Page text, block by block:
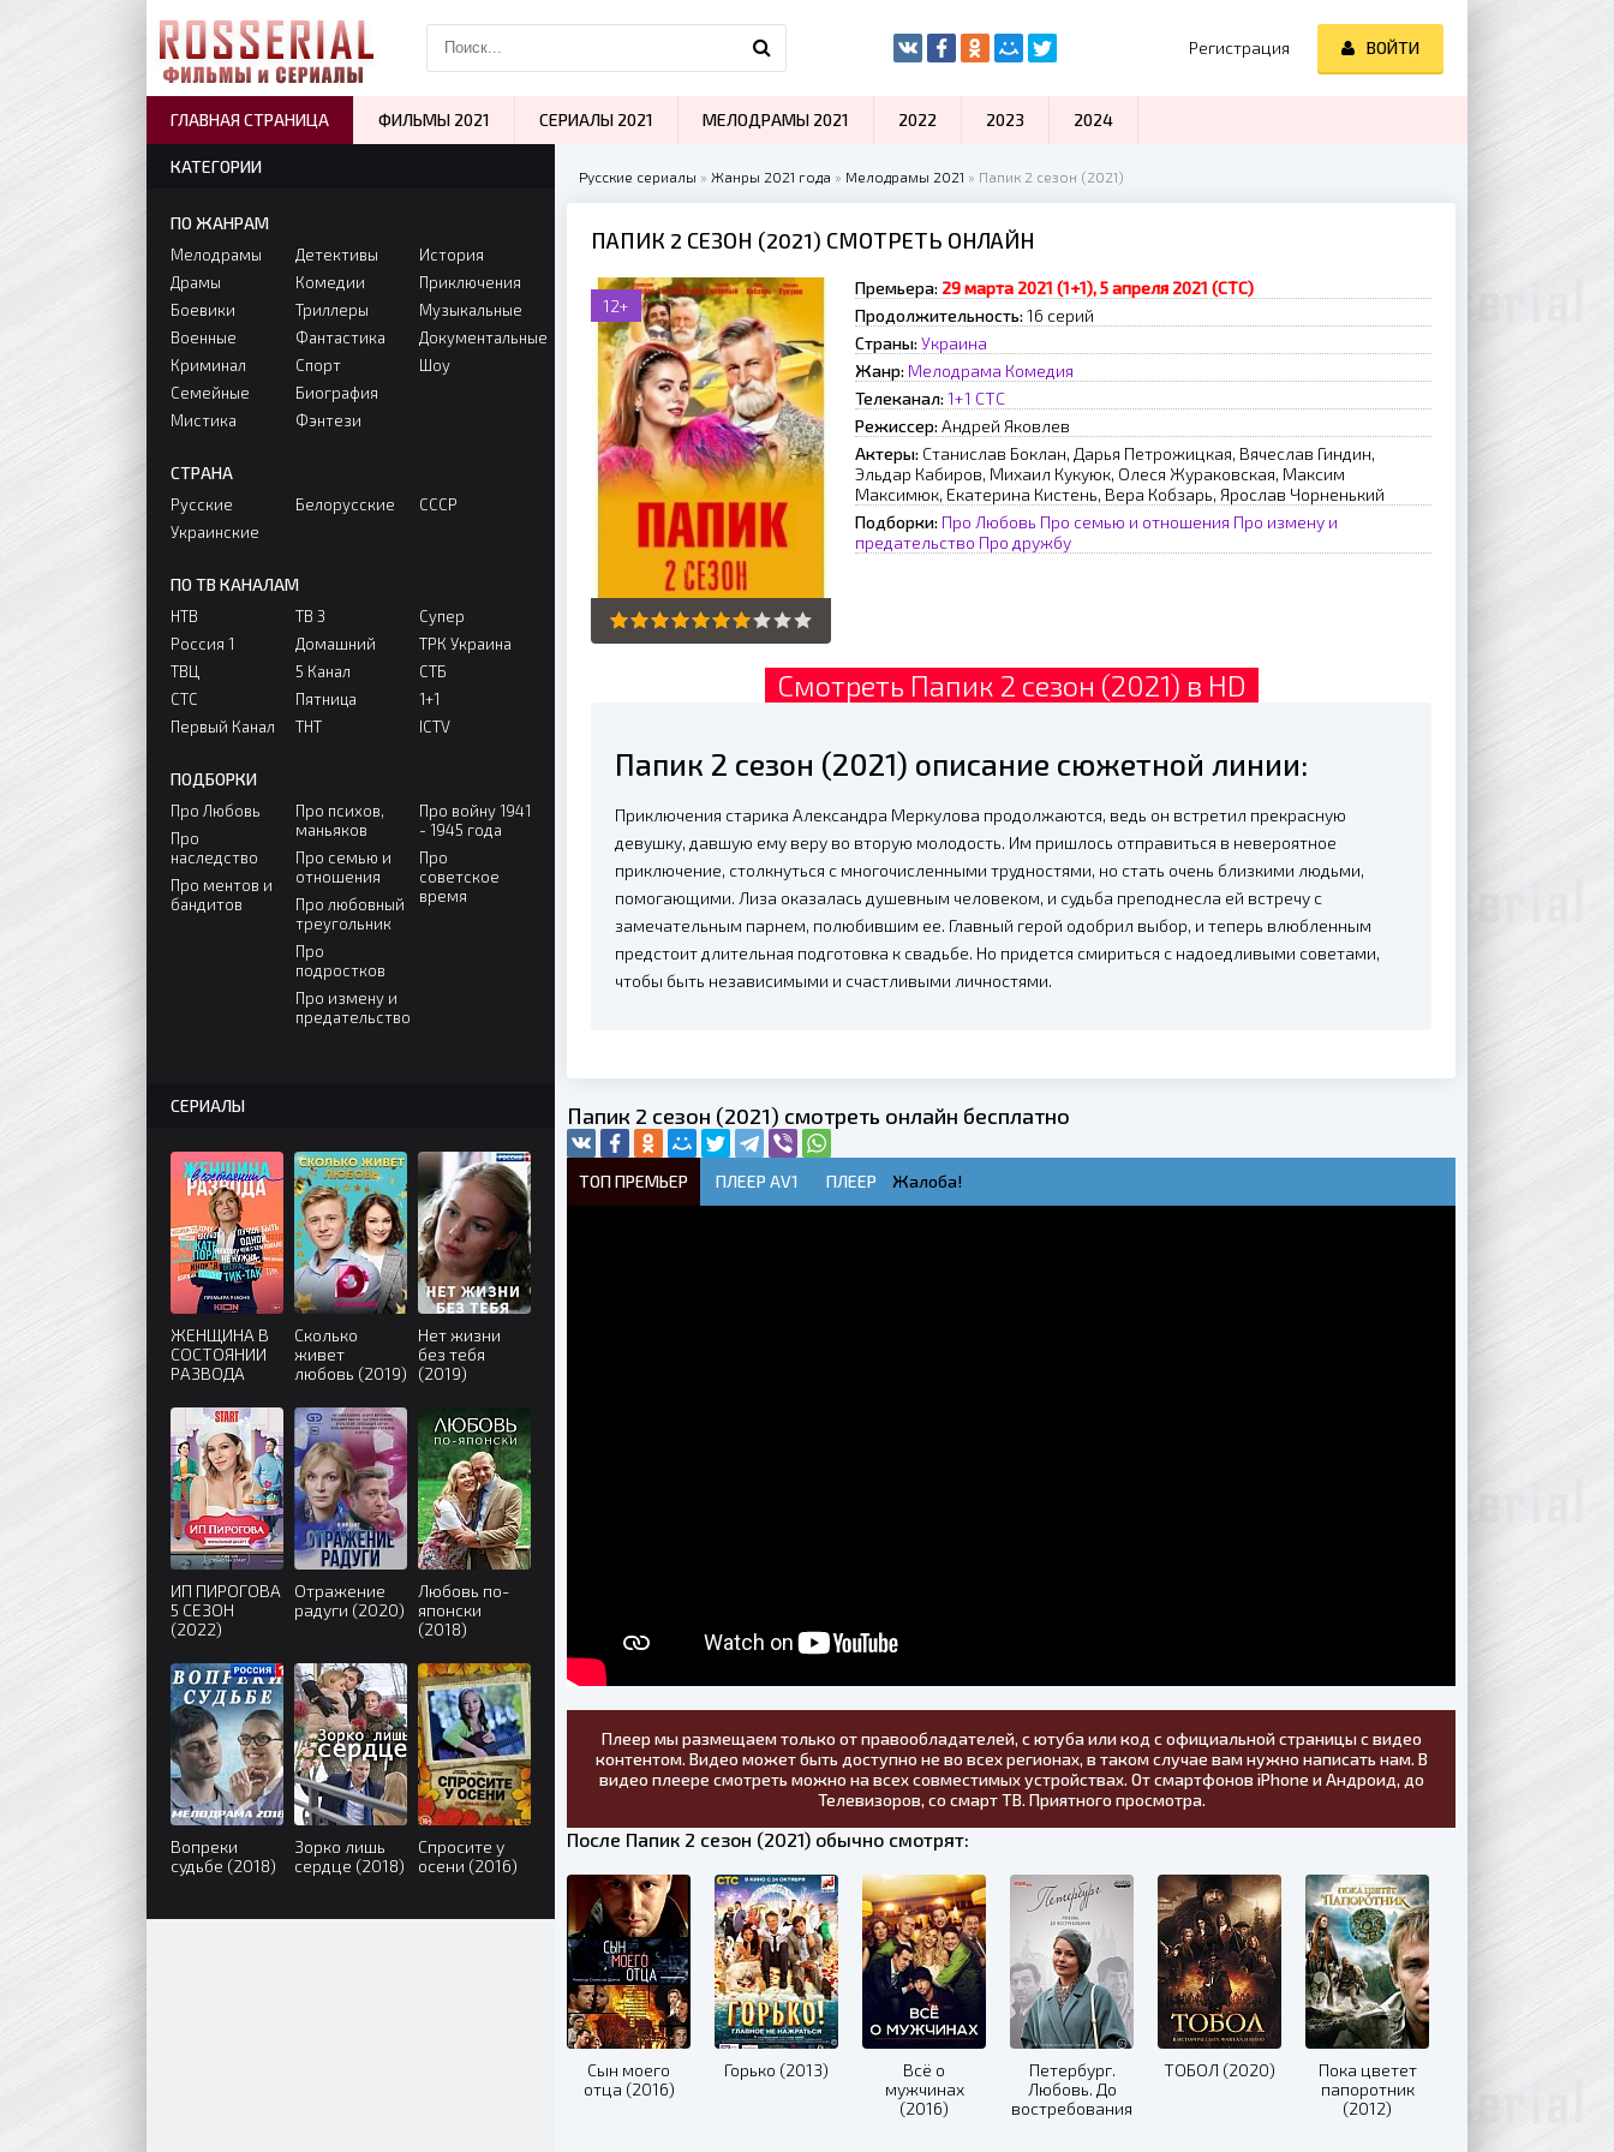
Русские сериалы » Жанры 2021 года » Мелодрамы 2021 » Папик 2 сезон (2021)
ПАПИК 2 СЕЗОН (2021) СМОТРЕТЬ ОНЛАЙН
12+
Премьера: 29 марта 2021 (1+1), 5 апреля 2021 (СТС)
Продолжительность: 16 серий
Страны: Украина
Жанр: Мелодрама Комедия
Телеканал: 1+1 СТС
Режиссер: Андрей Яковлев
Актеры: Станислав Боклан, Дарья Петрожицкая, Вячеслав Гиндин,
Эльдар Кабиров, Михаил Кукуюк, Олеся Жураковская, Максим
Максимюк, Екатерина Кистень, Вера Кобзарь, Ярослав Чорненький
Подборки: Про Любовь Про семью и отношения Про измену и
предательство Про дружбу
Смотреть Папик 2 сезон (2021) в HD
Папик 2 сезон (2021) описание сюжетной линии:
Приключения старика Александра Меркулова продолжаются, ведь он встретил прекрасную
девушку, давшую ему веру во вторую молодость. Им пришлось отправиться в невероятное
приключение, столкнуться с многочисленными трудностями, но стать очень близкими людьми,
помогающими. Лиза оказалась душевным человеком, и судьба преподнесла ей встречу с
замечательным парнем, полюбившим ее. Главный герой одобрил выбор, и теперь влюбленным
предстоит длительная подготовка к свадьбе. Но придется смириться с надоедливыми советами,
чтобы быть независимыми и счастливыми личностями.
Папик 2 сезон (2021) смотреть онлайн бесплатно
ТОП ПРЕМЬЕР ПЛЕЕР AV1 ПЛЕЕР Жалоба!
Плеер мы размещаем только от правообладателей, с ютуба или код с официальной страницы с видео
контентом. Видео может быть доступно не во всех регионах, в таком случае вам нужно написать нам. В
видео плеере смотреть можно на всех совместимых устройствах. От смартфонов iPhone и Андроид, до
Телевизоров, со смарт ТВ. Приятного просмотра.
После Папик 2 сезон (2021) обычно смотрят:
Сын моего
отца (2016)
Горько (2013)
Всё о
мужчинах
(2016)
Петербург.
Любовь. До
востребования
ТОБОЛ (2020)
Пока цветет
папоротник
(2012)
КАТЕГОРИИ
ПО ЖАНРАМ
Мелодрамы
Драмы
Боевики
Военные
Криминал
Семейные
Мистика
Детективы
Комедии
Триллеры
Фантастика
Спорт
Биография
Фэнтези
История
Приключения
Музыкальные
Документальные
Шоу
СТРАНА
Русские
Украинские
Белорусские СССР
ПО ТВ КАНАЛАМ
НТВ
Россия 1
ТВЦ
СТС
Первый Канал
ТВ 3
Домашний
5 Канал
Пятница
ТНТ
Супер
ТРК Украина
СТБ
1+1
ICTV
ПОДБОРКИ
Про Любовь
Про
наследство
Про ментов и
бандитов
Про психов,
маньяков
Про семью и
отношения
Про любовный
треугольник
Про
подростков
Про измену и
предательство
Про войну 1941
- 1945 года
Про
советское
время
СЕРИАЛЫ
ЖЕНЩИНА В
СОСТОЯНИИ
РАЗВОДА
Сколько
живет
любовь (2019)
Нет жизни
без тебя
(2019)
ИП ПИРОГОВА
5 СЕЗОН
(2022)
Отражение
радуги (2020)
Любовь по-
японски
(2018)
Вопреки
судьбе (2018)
Зорко лишь
сердце (2018)
Спросите у
осени (2016)
Регистрация ВОЙТИ
ГЛАВНАЯ СТРАНИЦА ФИЛЬМЫ 2021 СЕРИАЛЫ 2021 МЕЛОДРАМЫ 2021 2022 2023 2024